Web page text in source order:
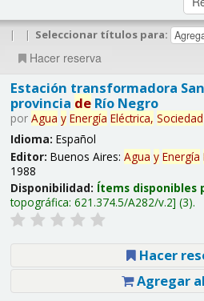
| | Seleccionar títulos para:
Hacer reserva
Estación transformadora
provincia deRío Negro
por Agua y Energía Eléctrica, Sociedad
Idioma: Español
Editor: Buenos Aires: Agua y Energía
1988
Disponibilidad: Ítems disponibles
topográfica: 621.374.5/A282/v.2 (3).
Hacer
Agregar